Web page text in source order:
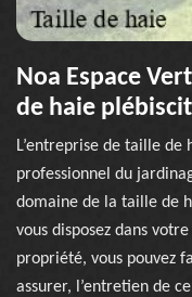
Noa Espace
de haie
L’entreprise de taille de
professionnel du
domaine de la taille de
vous disposez dans
propriété, vous pouvez
assurer, l’entretien de